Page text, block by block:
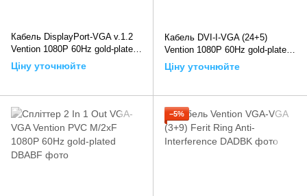
Кабель DisplayPort-VGA v.1.2
Vention 1080P 60Hz gold-plated,
1.5m
Ціну уточнюйте
Кабель DVI-I-VGA (24+5)
Vention 1080P 60Hz gold-plated,
1m
Ціну уточнюйте
−5%